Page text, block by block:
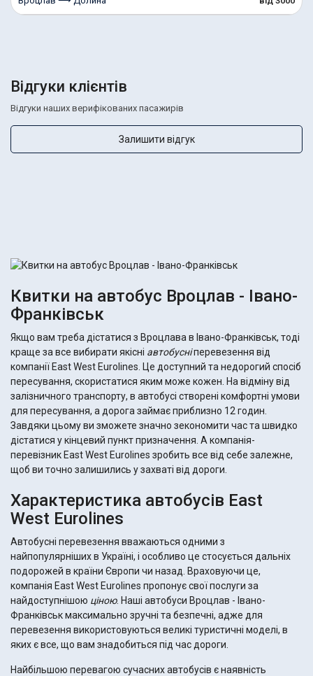
Відгуки клієнтів
Відгуки наших верифікованих пасажирів
Залишити відгук
Квитки на автобус Вроцлав - Івано-
Франківськ
Якщо вам треба дістатися з Вроцлава в Івано-Франківськ, тоді
краще за все вибирати якісні автобусніперевезення від
компанії East West Eurolines. Це доступний та недорогий спосіб
пересування, скористатися яким може кожен. На відміну від
залізничного транспорту, в автобусі створені комфортні умови
для пересування, а дорога займає приблизно 12 годин.
Завдяки цьому ви зможете значно зекономити час та швидко
дістатися у кінцевий пункт призначення. А компанія-
перевізник East West Eurolines зробить все від себе залежне,
щоб ви точно залишились у захваті від дороги.
Характеристика автобусів East
West Eurolines
Автобусні перевезення вважаються одними з
найпопулярніших в Україні, і особливо це стосується дальніх
подорожей в країни Європи чи назад. Враховуючи це,
компанія East West Eurolines пропонує свої послуги за
найдоступнішою ціною. Наші автобуси Вроцлав - Івано-
Франківськ максимально зручні та безпечні, адже для
перевезення використовуються великі туристичні моделі, в
яких є все, що вам знадобиться під час дороги.
Найбільшою перевагою сучасних автобусів є наявність